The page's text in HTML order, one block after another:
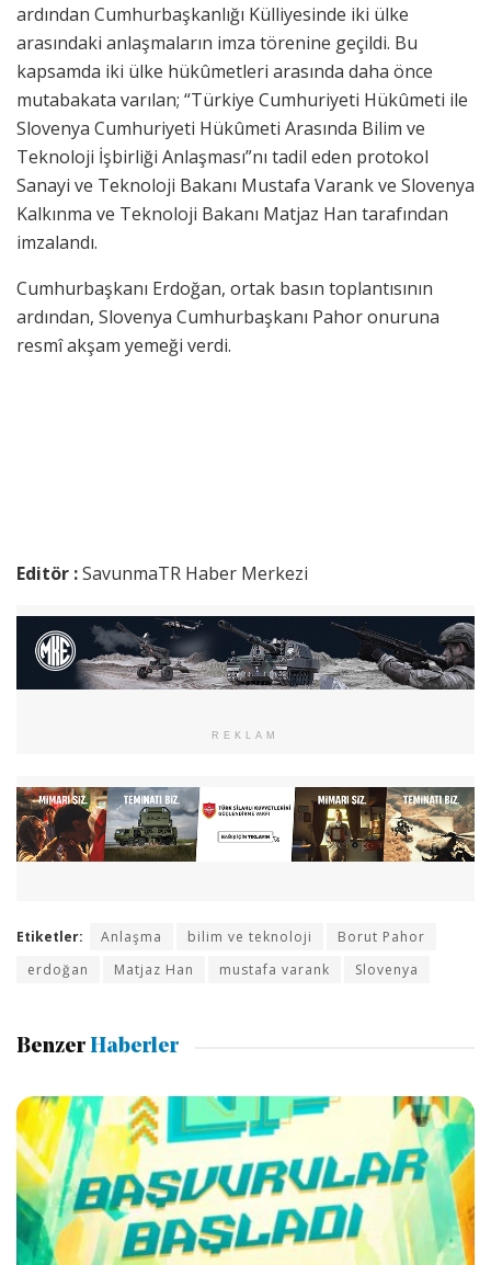
ardından Cumhurbaşkanlığı Külliyesinde iki ülke
arasındaki anlaşmaların imza törenine geçildi. Bu
kapsamda iki ülke hükûmetleri arasında daha önce
mutabakata varılan; “Türkiye Cumhuriyeti Hükûmeti ile
Slovenya Cumhuriyeti Hükûmeti Arasında Bilim ve
Teknoloji İşbirliği Anlaşması”nı tadil eden protokol
Sanayi ve Teknoloji Bakanı Mustafa Varank ve Slovenya
Kalkınma ve Teknoloji Bakanı Matjaz Han tarafından
imzalandı.
Cumhurbaşkanı Erdoğan, ortak basın toplantısının
ardından, Slovenya Cumhurbaşkanı Pahor onuruna
resmî akşam yemeği verdi.
Editör :SavunmaTR Haber Merkezi
REKLAM
Etiketler: Anlaşma bilim ve teknoloji
Borut Pahor
erdoğan
Matjaz Han mustafa varank Slovenya
Benzer Haberler